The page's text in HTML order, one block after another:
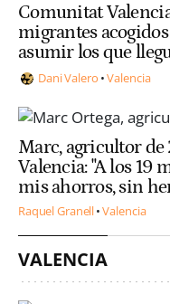
Comunitat
migrantes
asumir los que
Dani Valero Valencia
Marc, agricultor de
Valencia: "A los 19
mis ahorros, sin
Raquel Granell Valencia
VALENCIA